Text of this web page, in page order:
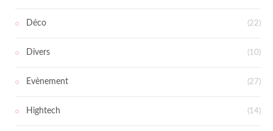
Déco (22)
Divers (10)
Evènement (27)
Hightech (14)